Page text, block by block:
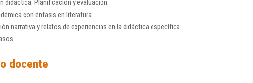
didáctica. Planificación y evaluación.
con énfasis en literatura.
narrativa y relatos de experiencias en la didáctica específica.
docente